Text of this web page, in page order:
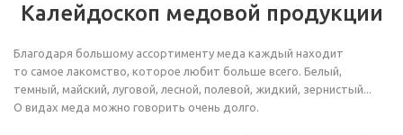
Калейдоскоп медовой продукции
Благодаря большому ассортименту меда каждый находит
то самое лакомство, которое любит больше всего. Белый,
темный, майский, луговой, лесной, полевой, жидкий, зернистый...
О видах меда можно говорить очень долго.